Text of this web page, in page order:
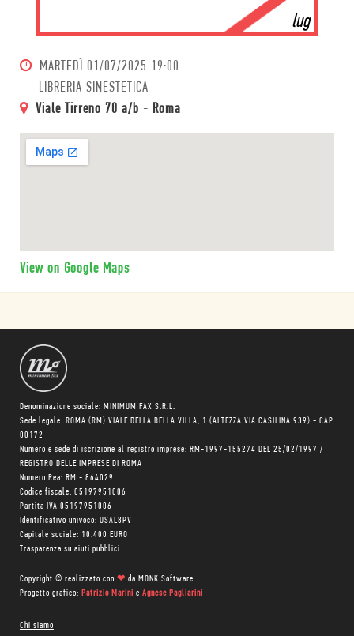
lug
MARTEDÌ 01/07/2025 19:00
LIBRERIA SINESTETICA
Viale Tirreno 70 a/b - Roma
View on Google Maps
Denominazione sociale: MINIMUM FAX S.R.L.
Sede legale: ROMA (RM) VIALE DELLA BELLA VILLA, 1 (ALTEZZA VIA CASILINA 939) - CAP
00172
Numero e sede di iscrizione al registro imprese: RM-1997-155274 DEL 25/02/1997 /
REGISTRO DELLE IMPRESE DI ROMA
Numero Rea: RM - 864029
Codice fiscale: 05197951006
Partita IVA 05197951006
Identificativo univoco: USAL8PV
Capitale sociale: 10.400 EURO
Trasparenza su aiuti pubblici
Copyright © realizzato con ❤ da MONK Software
Progetto grafico: Patrizio Marini e Agnese Pagliarini
Chi siamo